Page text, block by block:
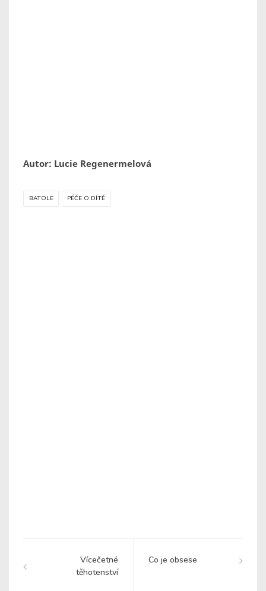
Autor: Lucie Regenermelová
BATOLE PÉČE O DÍTĚ
Vícečetné
těhotenství
Co je obsese